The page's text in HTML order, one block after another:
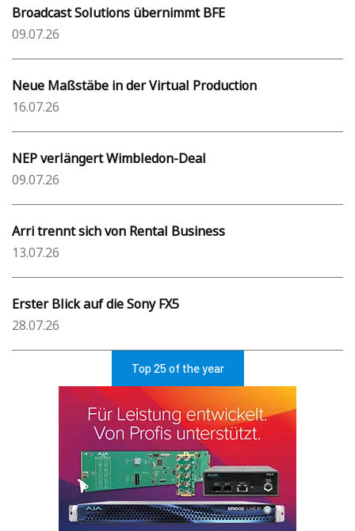
Broadcast Solutions übernimmt BFE
09.07.26
Neue Maßstäbe in der Virtual Production
16.07.26
NEP verlängert Wimbledon-Deal
09.07.26
Arri trennt sich von Rental Business
13.07.26
Erster Blick auf die Sony FX5
28.07.26
Top 25 of the year